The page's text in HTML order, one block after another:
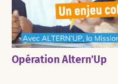
Opération Altern’Up